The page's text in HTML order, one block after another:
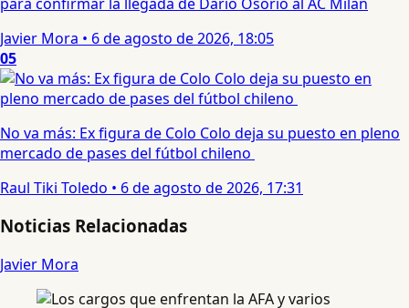
Javier Mora • 6 de agosto de 2026, 18:05
05
No va más: Ex figura de Colo Colo deja su puesto en pleno
mercado de pases del fútbol chileno
Raul Tiki Toledo • 6 de agosto de 2026, 17:31
Noticias Relacionadas
Javier Mora